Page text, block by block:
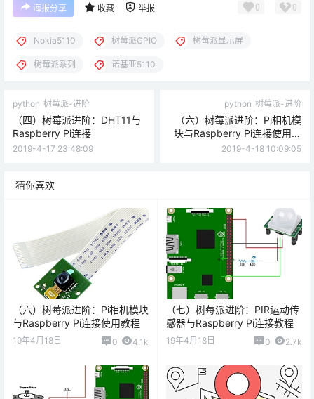
海报分享 收藏 举报 0 0
Nokia5110 树莓派GPIO 树莓派显示屏
树莓派系列 诺基亚5110
python 树莓派-进阶
（四）树莓派进阶：DHT11与
Raspberry Pi连接
2019-4-17 23:48:09
python 树莓派-进阶
（六）树莓派进阶：Pi相机模
块与Raspberry Pi连接使用教
程
2019-4-18 10:09:05
猜你喜欢
（六）树莓派进阶：Pi相机模块
与Raspberry Pi连接使用教程
19年4月18日 0 4.1k
（七）树莓派进阶：PIR运动传
感器与Raspberry Pi连接教程
19年4月18日 0 2.7k